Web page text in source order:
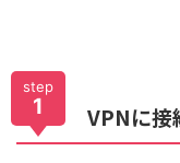
step
1 VPNに接